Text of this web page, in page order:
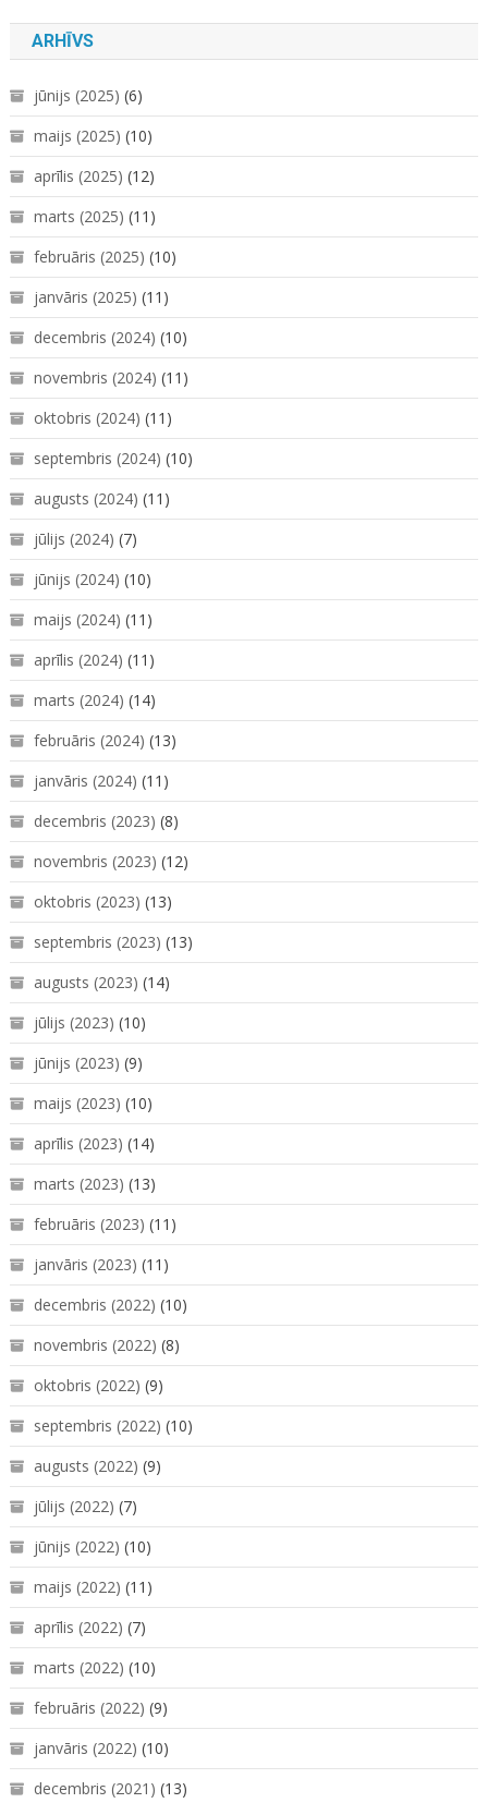
ARHĪVS
jūnijs (2025) (6)
maijs (2025) (10)
aprīlis (2025) (12)
marts (2025) (11)
februāris (2025) (10)
janvāris (2025) (11)
decembris (2024) (10)
novembris (2024) (11)
oktobris (2024) (11)
septembris (2024) (10)
augusts (2024) (11)
jūlijs (2024) (7)
jūnijs (2024) (10)
maijs (2024) (11)
aprīlis (2024) (11)
marts (2024) (14)
februāris (2024) (13)
janvāris (2024) (11)
decembris (2023) (8)
novembris (2023) (12)
oktobris (2023) (13)
septembris (2023) (13)
augusts (2023) (14)
jūlijs (2023) (10)
jūnijs (2023) (9)
maijs (2023) (10)
aprīlis (2023) (14)
marts (2023) (13)
februāris (2023) (11)
janvāris (2023) (11)
decembris (2022) (10)
novembris (2022) (8)
oktobris (2022) (9)
septembris (2022) (10)
augusts (2022) (9)
jūlijs (2022) (7)
jūnijs (2022) (10)
maijs (2022) (11)
aprīlis (2022) (7)
marts (2022) (10)
februāris (2022) (9)
janvāris (2022) (10)
decembris (2021) (13)